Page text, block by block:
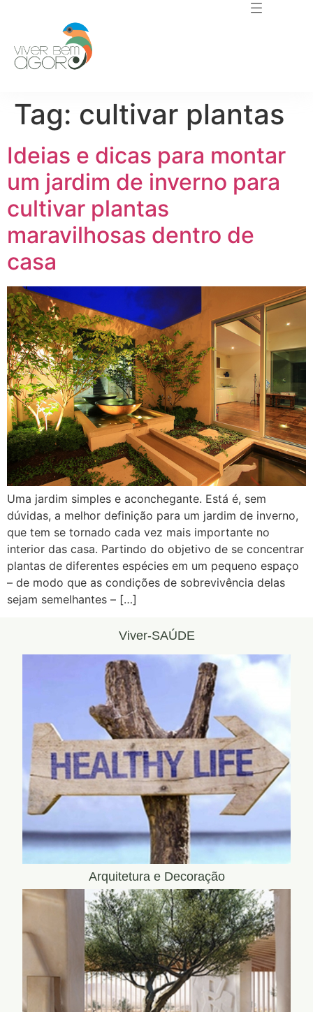
Tag: cultivar plantas
Ideias e dicas para montar
um jardim de inverno para
cultivar plantas
maravilhosas dentro de
casa
Uma jardim simples e aconchegante. Está é, sem
dúvidas, a melhor definição para um jardim de inverno,
que tem se tornado cada vez mais importante no
interior das casa. Partindo do objetivo de se concentrar
plantas de diferentes espécies em um pequeno espaço
– de modo que as condições de sobrevivência delas
sejam semelhantes – […]
Viver-SAÚDE
Arquitetura e Decoração